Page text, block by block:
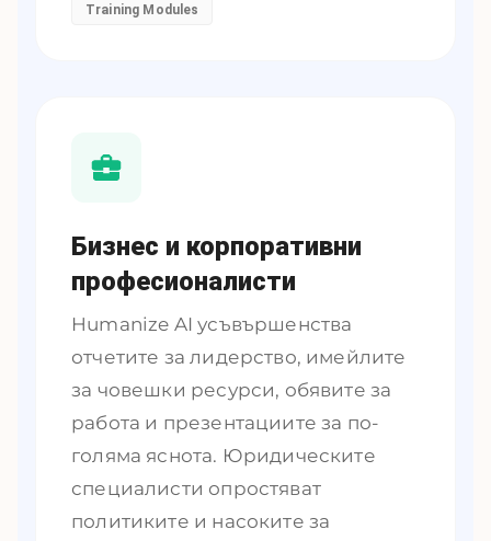
Training Modules
Бизнес и корпоративни
професионалисти
Humanize AI усъвършенства
отчетите за лидерство, имейлите
за човешки ресурси, обявите за
работа и презентациите за по-
голяма яснота. Юридическите
специалисти опростяват
политиките и насоките за